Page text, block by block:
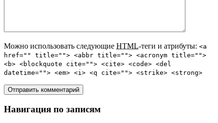
Можно использовать следующие HTML-теги и атрибуты: <a
href="" title=""> <abbr title=""> <acronym title="">
<b> <blockquote cite=""> <cite> <code> <del
datetime=""> <em> <i> <q cite=""> <strike> <strong>
Навигация по записям